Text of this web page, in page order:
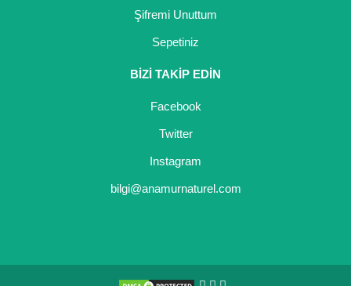
Şifremi Unuttum
Sepetiniz
BİZİ TAKİP EDİN
Facebook
Twitter
Instagram
bilgi@anamurnaturel.com